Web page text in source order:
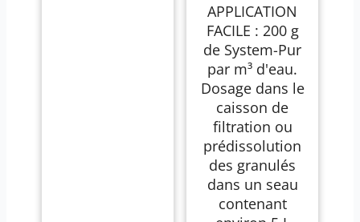
APPLICATION
FACILE : 200 g
de System-Pur
par m³ d'eau.
Dosage dans le
caisson de
filtration ou
prédissolution
des granulés
dans un seau
contenant